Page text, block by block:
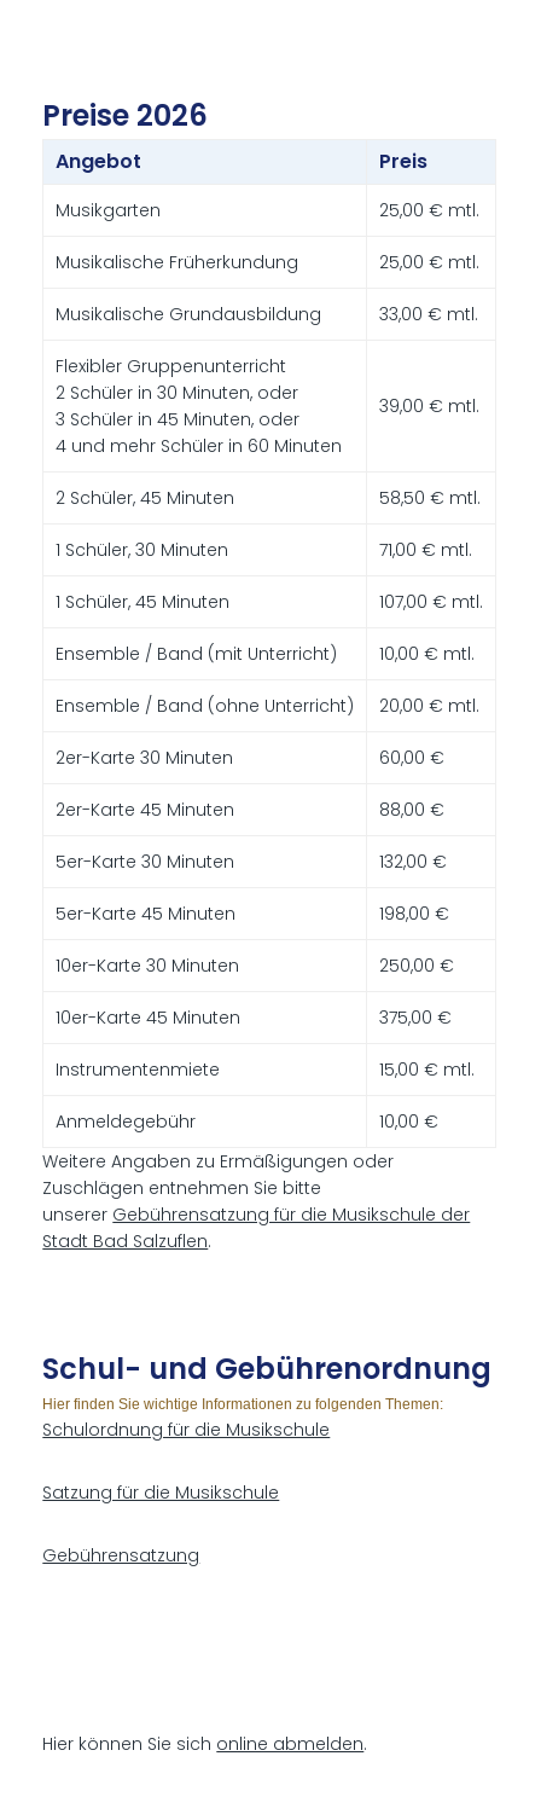
Prei­se 2026
Angebot Preis
Musikgarten 25,00 € mtl.
Musikalische Früherkundung 25,00 € mtl.
Musikalische Grundausbildung 33,00 € mtl.
Flexibler Gruppenunterricht
2 Schüler in 30 Minuten, oder
3 Schüler in 45 Minuten, oder
4 und mehr Schüler in 60 Minuten
39,00 € mtl.
2 Schüler, 45 Minuten 58,50 € mtl.
1 Schüler, 30 Minuten 71,00 € mtl.
1 Schüler, 45 Minuten 107,00 € mtl.
Ensemble / Band (mit Unterricht) 10,00 € mtl.
Ensemble / Band (ohne Unterricht) 20,00 € mtl.
2er-Karte 30 Minuten 60,00 €
2er-Karte 45 Minuten 88,00 €
5er-Karte 30 Minuten 132,00 €
5er-Karte 45 Minuten 198,00 €
10er-Karte 30 Minuten 250,00 €
10er-Karte 45 Minuten 375,00 €
Instrumentenmiete 15,00 € mtl.
Anmeldegebühr
10,00 €
Weitere Angaben zu Ermäßigungen oder
Zuschlägen entnehmen Sie bitte
unserer Gebührensatzung für die Musikschule der
Stadt Bad Salzuflen.
Schul- und Ge­büh­ren­ord­nung
Hier finden Sie wichtige Informationen zu folgenden Themen:
Schulordnung für die Musikschule
Satzung für die Musikschule
Gebührensatzung
Hier können Sie sich online abmelden.